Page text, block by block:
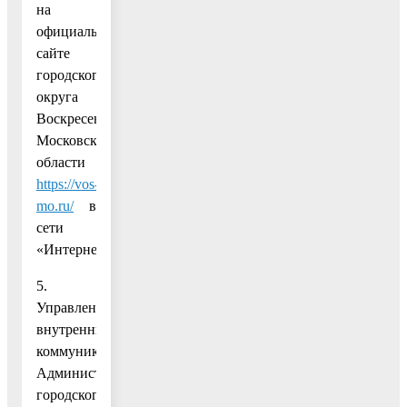
на
официальном
сайте
городского
округа
Воскресенск
Московской
области
https://vos-
mo.ru/в
сети
«Интернет».
5.
Управлению
внутренних
коммуникаций
Администрации
городского